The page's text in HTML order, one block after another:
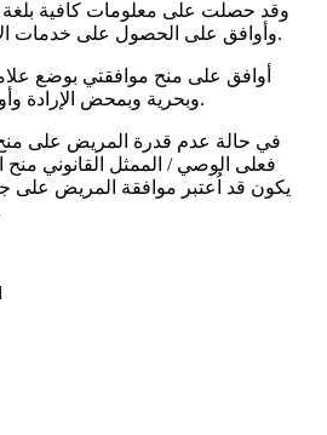
وقد حصلت على معلومات كافية بلغة
وأوافق على الحصول على خدمات الاستشارات الصحية عن بعد.
أوافق على منح موافقتي بوضع
وبحرية وبمحض الإرادة وأوافق على الالتزام بشروطه.
في حالة عدم قدرة المريض على منح
فعلى الوصي / الممثل القانوني منح
يكون قد اُعتبر موافقة المريض على